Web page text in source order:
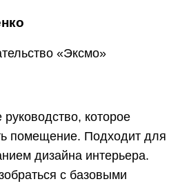
«Эксмо»
которое
помещение. Подходит для
дизайна интерьера.
с базовыми